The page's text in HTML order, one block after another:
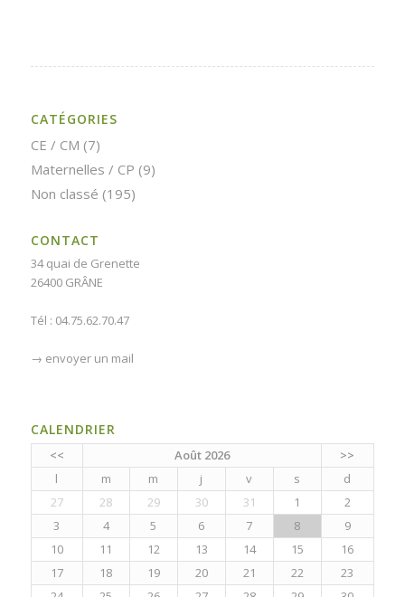
CATÉGORIES
CE / CM (7)
Maternelles / CP (9)
Non classé (195)
CONTACT
34 quai de Grenette
26400 GRÂNE
Tél : 04.75.62.70.47
→ envoyer un mail
CALENDRIER
<< Août 2026
>>
l
m m j v s
d
27
28 29 30 31 1
2
3
4 5 6 7 8
9
10
11 12 13 14 15
16
17
18 19 20 21 22
23